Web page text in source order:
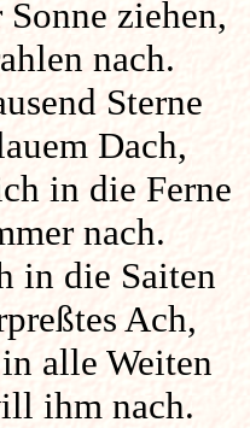
ziehen,
nach.
Sterne
Dach,
in die Ferne
nach.
in die Saiten
Ach,
alle Weiten
ihm nach.